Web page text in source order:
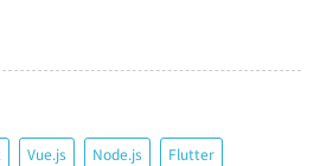
Vue.js Node.js Flutter